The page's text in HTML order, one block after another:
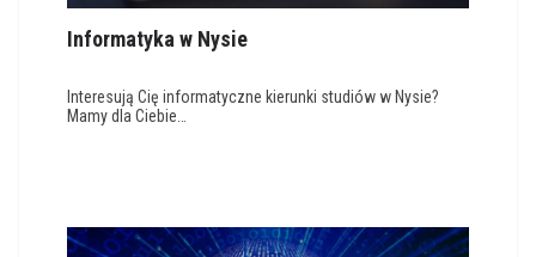
Informatyka w Nysie
Interesują Cię informatyczne kierunki studiów w Nysie?
Mamy dla Ciebie…